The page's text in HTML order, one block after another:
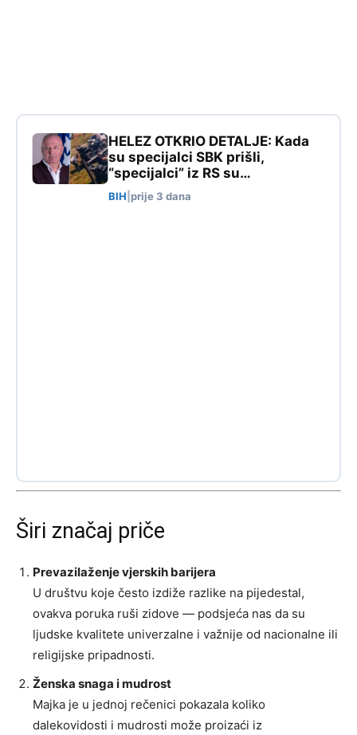
HELEZ OTKRIO DETALJE: Kada
su specijalci SBK prišli,
“specijalci” iz RS su…
BIH prije 3 dana
Širi značaj priče
Prevazilaženje vjerskih barijera
U društvu koje često izdiže razlike na pijedestal,
ovakva poruka ruši zidove — podsjeća nas da su
ljudske kvalitete univerzalne i važnije od nacionalne ili
religijske pripadnosti.
Ženska snaga i mudrost
Majka je u jednoj rečenici pokazala koliko
dalekovidosti i mudrosti može proizaći iz